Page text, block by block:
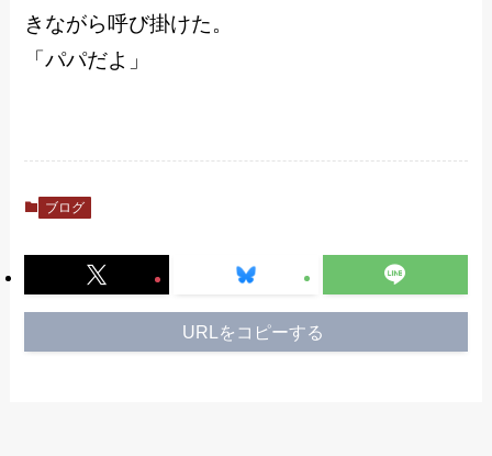
きながら呼び掛けた。
「パパだよ」
ブログ
URLをコピーする